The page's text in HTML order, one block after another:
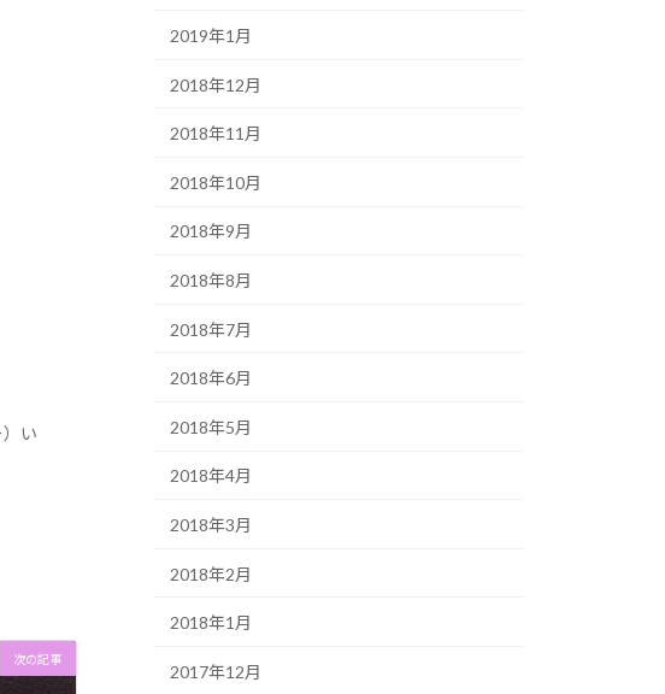
い
次の記事
2019年1月
2018年12月
2018年11月
2018年10月
2018年9月
2018年8月
2018年7月
2018年6月
2018年5月
2018年4月
2018年3月
2018年2月
2018年1月
2017年12月